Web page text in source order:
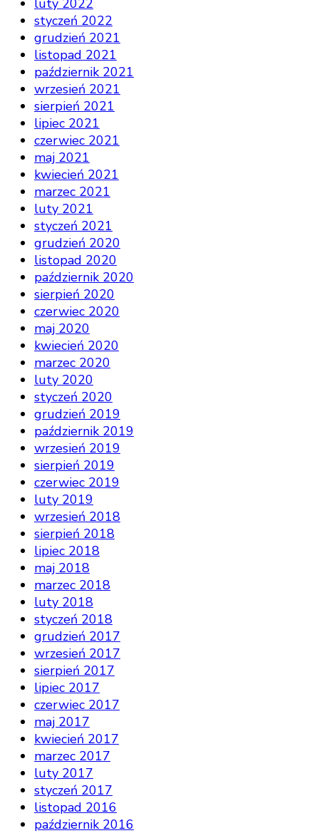
styczeń 2022
grudzień 2021
listopad 2021
październik 2021
wrzesień 2021
sierpień 2021
lipiec 2021
czerwiec 2021
maj 2021
kwiecień 2021
marzec 2021
luty 2021
styczeń 2021
grudzień 2020
listopad 2020
październik 2020
sierpień 2020
czerwiec 2020
maj 2020
kwiecień 2020
marzec 2020
luty 2020
styczeń 2020
grudzień 2019
październik 2019
wrzesień 2019
sierpień 2019
czerwiec 2019
luty 2019
wrzesień 2018
sierpień 2018
lipiec 2018
maj 2018
marzec 2018
luty 2018
styczeń 2018
grudzień 2017
wrzesień 2017
sierpień 2017
lipiec 2017
czerwiec 2017
maj 2017
kwiecień 2017
marzec 2017
luty 2017
styczeń 2017
listopad 2016
październik 2016